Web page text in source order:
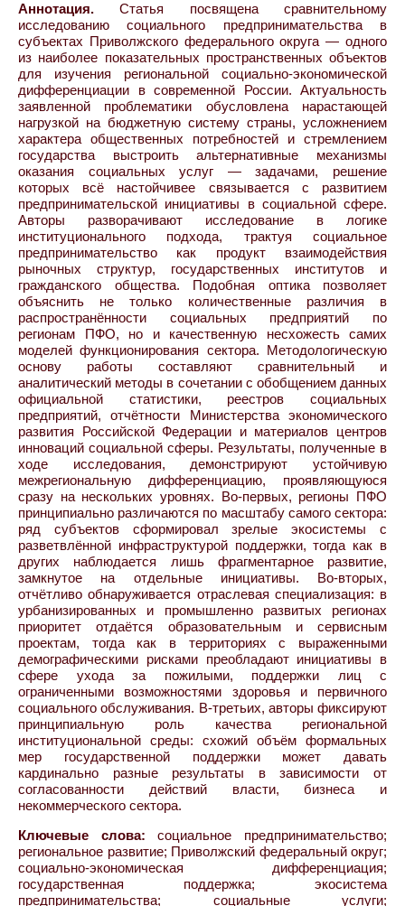
Аннотация. Статья посвящена сравнительному
исследованию социального предпринимательства в
субъектах Приволжского федерального округа — одного
из наиболее показательных пространственных объектов
для изучения региональной социально-экономической
дифференциации в современной России. Актуальность
заявленной проблематики обусловлена нарастающей
нагрузкой на бюджетную систему страны, усложнением
характера общественных потребностей и стремлением
государства выстроить альтернативные механизмы
оказания социальных услуг — задачами, решение
которых всё настойчивее связывается с развитием
предпринимательской инициативы в социальной сфере.
Авторы разворачивают исследование в логике
институционального подхода, трактуя социальное
предпринимательство как продукт взаимодействия
рыночных структур, государственных институтов и
гражданского общества. Подобная оптика позволяет
объяснить не только количественные различия в
распространённости социальных предприятий по
регионам ПФО, но и качественную несхожесть самих
моделей функционирования сектора. Методологическую
основу работы составляют сравнительный и
аналитический методы в сочетании с обобщением данных
официальной статистики, реестров социальных
предприятий, отчётности Министерства экономического
развития Российской Федерации и материалов центров
инноваций социальной сферы. Результаты, полученные в
ходе исследования, демонстрируют устойчивую
межрегиональную дифференциацию, проявляющуюся
сразу на нескольких уровнях. Во-первых, регионы ПФО
принципиально различаются по масштабу самого сектора:
ряд субъектов сформировал зрелые экосистемы с
разветвлённой инфраструктурой поддержки, тогда как в
других наблюдается лишь фрагментарное развитие,
замкнутое на отдельные инициативы. Во-вторых,
отчётливо обнаруживается отраслевая специализация: в
урбанизированных и промышленно развитых регионах
приоритет отдаётся образовательным и сервисным
проектам, тогда как в территориях с выраженными
демографическими рисками преобладают инициативы в
сфере ухода за пожилыми, поддержки лиц с
ограниченными возможностями здоровья и первичного
социального обслуживания. В-третьих, авторы фиксируют
принципиальную роль качества региональной
институциональной среды: схожий объём формальных
мер государственной поддержки может давать
кардинально разные результаты в зависимости от
согласованности действий власти, бизнеса и
некоммерческого сектора.
Ключевые слова: социальное предпринимательство;
региональное развитие; Приволжский федеральный округ;
социально-экономическая дифференциация;
государственная поддержка; экосистема
предпринимательства; социальные услуги;